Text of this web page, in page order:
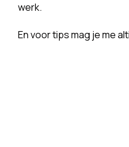
werk.
En voor tips mag je me